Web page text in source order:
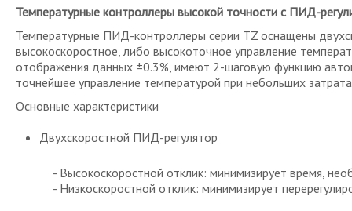
Температурные контроллеры высокой точности с ПИД-
Температурные ПИД-контроллеры серии TZ оснащены
высокоскоростное, либо высокоточное управление
отображения данных ±0.3%, имеют 2-шаговую функцию
точнейшее управление температурой при небольших
Основные характеристики
Двухскоростной ПИД-регулятор
- Высокоскоростной отклик: минимизирует время,
- Низкоскоростной отклик: минимизирует